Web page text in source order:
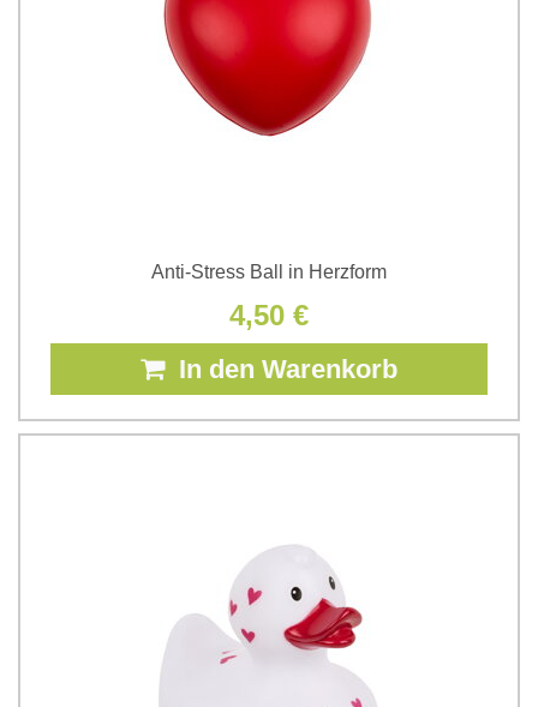
Anti-Stress Ball in Herzform
4,50 €
In den Warenkorb